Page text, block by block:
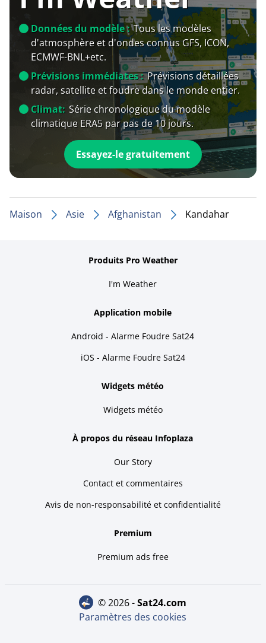
Données du modèle : Tous les modèles
d'atmosphère et d'ondes connus GFS, ICON,
ECMWF-BNL+etc.
Prévisions immédiates : Prévisions détaillées
radar, satellite et foudre dans le monde entier.
Climat: Série chronologique du modèle
climatique ERA5 par pas de 10 jours.
Essayez-le gratuitement
Maison Asie Afghanistan Kandahar
Produits Pro Weather
I'm Weather
Application mobile
Android - Alarme Foudre Sat24
iOS - Alarme Foudre Sat24
Widgets météo
Widgets météo
À propos du réseau Infoplaza
Our Story
Contact et commentaires
Avis de non-responsabilité et confidentialité
Premium
Premium ads free
© 2026 - sat24.com
Paramètres des cookies